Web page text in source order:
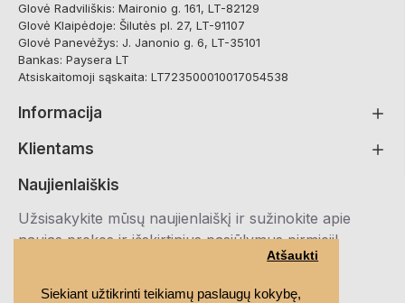
Siekiant užtikrinti teikiamų paslaugų kokybę,
Atšaukti
Glovė Radviliškis: Maironio g. 161, LT-82129
Glovė Klaipėdoje: Šilutės pl. 27, LT-91107
Glovė Panevėžys: J. Janonio g. 6, LT-35101
Bankas: Paysera LT
Atsiskaitomoji sąskaita: LT723500010017054538
Informacija
Klientams
Naujienlaiškis
Užsisakykite mūsų naujienlaiškį ir sužinokite apie
naujas prekes ir išskirtinius pasiūlymus pirmieji!